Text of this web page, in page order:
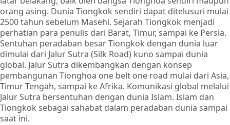
orang asing. Dunia Tiongkok sendiri dapat ditelusuri mulai
2500 tahun sebelum Masehi. Sejarah Tiongkok menjadi
perhatian para penulis dari Barat, Timur, sampai ke Persia.
Sentuhan peradaban besar Tiongkok dengan dunia luar
dimulai dari Jalur Sutra (Silk Road) kuno sampai dunia
global. Jalur Sutra dikembangkan dengan konsep
pembangunan Tionghoa one belt one road mulai dari Asia,
Timur Tengah, sampai ke Afrika. Komunikasi global melalui
Jalur Sutra bersentuhan dengan dunia Islam. Islam dan
Tiongkok sebagai sahabat dalam peradaban dunia sampai
saat ini.